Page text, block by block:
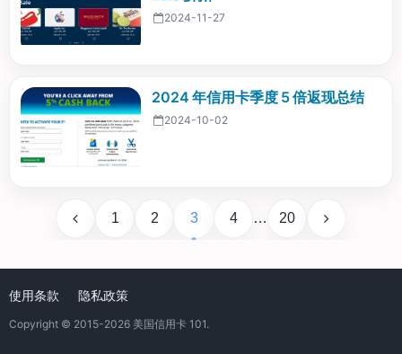
2024-11-27
2024 年信用卡季度 5 倍返现总结
2024-10-02
1 2 3 4 … 20
使用条款 隐私政策
Copyright © 2015-2026 美国信用卡 101.